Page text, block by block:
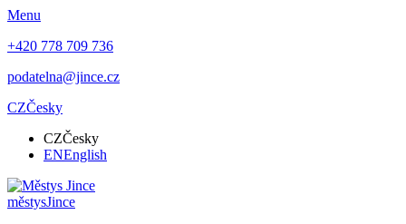
Menu
+420 778 709 736
podatelna@jince.cz
CZČesky
CZČesky
ENEnglish
městysJince